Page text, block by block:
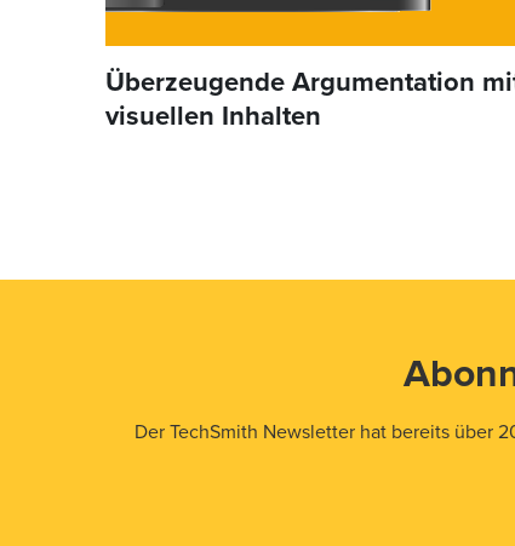
Überzeugende Argumentation
visuellen Inhalten
Der TechSmith Newsletter hat bereits über